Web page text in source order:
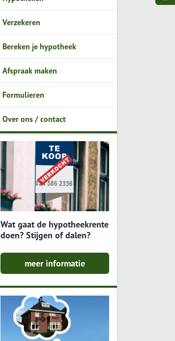
Verzekeren
Bereken je hypotheek
Afspraak maken
Formulieren
Over ons / contact
Wat gaat de hypotheekrente
doen? Stijgen of dalen?
meer informatie